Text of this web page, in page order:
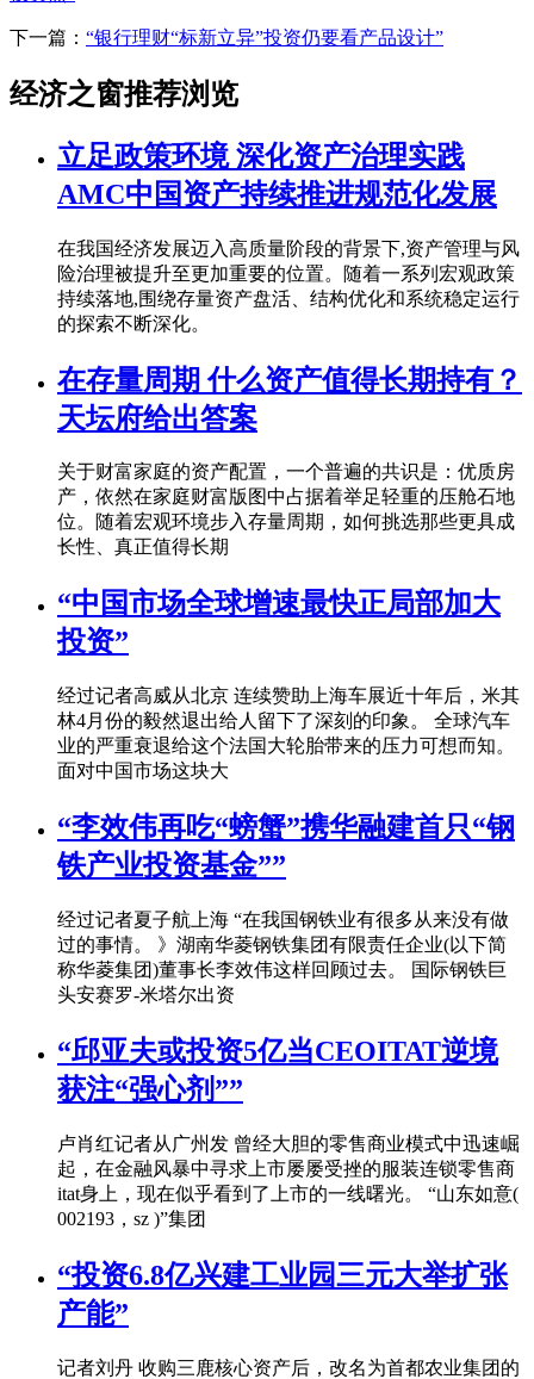
下一篇： “银行理财“标新立异”投资仍要看产品设计”
经济之窗推荐浏览
立足政策环境 深化资产治理实践
AMC中国资产持续推进规范化发展
在我国经济发展迈入高质量阶段的背景下,资产管理与风
险治理被提升至更加重要的位置。随着一系列宏观政策
持续落地,围绕存量资产盘活、结构优化和系统稳定运行
的探索不断深化。
在存量周期 什么资产值得长期持有？
天坛府给出答案
关于财富家庭的资产配置，一个普遍的共识是：优质房
产，依然在家庭财富版图中占据着举足轻重的压舱石地
位。随着宏观环境步入存量周期，如何挑选那些更具成
长性、真正值得长期
“中国市场全球增速最快正局部加大
投资”
经过记者高威从北京 连续赞助上海车展近十年后，米其
林4月份的毅然退出给人留下了深刻的印象。 全球汽车
业的严重衰退给这个法国大轮胎带来的压力可想而知。
面对中国市场这块大
“李效伟再吃“螃蟹”携华融建首只“钢
铁产业投资基金””
经过记者夏子航上海 “在我国钢铁业有很多从来没有做
过的事情。 》湖南华菱钢铁集团有限责任企业(以下简
称华菱集团)董事长李效伟这样回顾过去。 国际钢铁巨
头安赛罗-米塔尔出资
“邱亚夫或投资5亿当CEOITAT逆境
获注“强心剂””
卢肖红记者从广州发 曾经大胆的零售商业模式中迅速崛
起，在金融风暴中寻求上市屡屡受挫的服装连锁零售商
itat身上，现在似乎看到了上市的一线曙光。 “山东如意(
002193，sz )”集团
“投资6.8亿兴建工业园三元大举扩张
产能”
记者刘丹 收购三鹿核心资产后，改名为首都农业集团的